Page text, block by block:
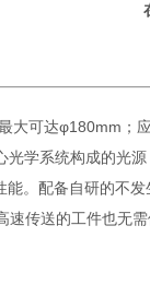
大可达φ180mm；
光学系统构成的光
。配备自研的不
传送的工件也无需